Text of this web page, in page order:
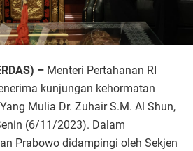
– Menteri Pertahanan RI
kunjungan kehormatan
Mulia Dr. Zuhair S.M. Al Shun,
(6/11/2023). Dalam
Prabowo didampingi oleh Sekjen